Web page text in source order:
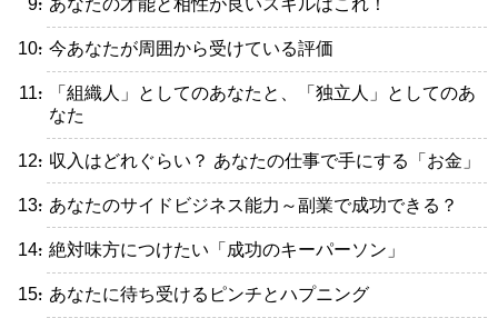
・あなたの才能と相性が良いスキルはこれ！
・今あなたが周囲から受けている評価
・「組織人」としてのあなたと、「独立人」としてのあ
なた
・収入はどれぐらい？ あなたの仕事で手にする「お金」
・あなたのサイドビジネス能力～副業で成功できる？
・絶対味方につけたい「成功のキーパーソン」
・あなたに待ち受けるピンチとハプニング